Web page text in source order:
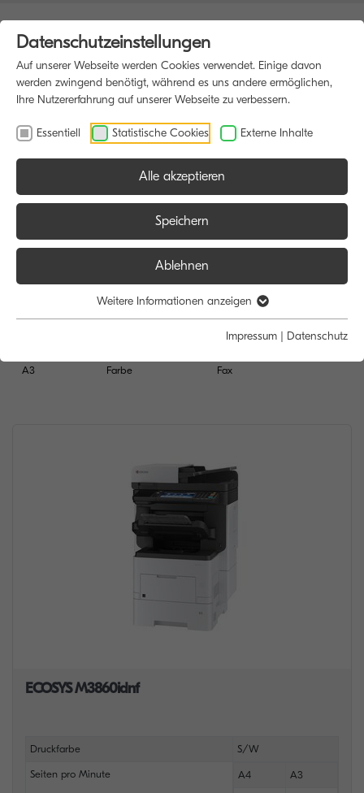
A3 Farbe
Funktion:
Scan
Fax
ECOSYS M3860idnf
Druckfarbe S/W
Seiten pro Minute A4 A3
Datenschutzeinstellungen
Auf unserer Webseite werden Cookies verwendet. Einige davon
werden zwingend benötigt, während es uns andere ermöglichen,
Ihre Nutzererfahrung auf unserer Webseite zu verbessern.
Essentiell Statistische Cookies Externe Inhalte
Alle akzeptieren
Speichern
Ablehnen
Weitere Informationen anzeigen
Impressum | Datenschutz